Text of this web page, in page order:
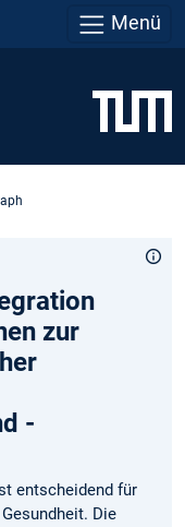
Menü
zur
-
entscheidend für
Die